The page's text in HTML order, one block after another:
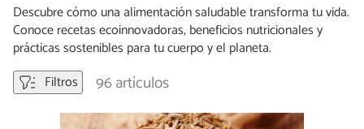
Descubre cómo una alimentación saludable transforma tu vida.
Conoce recetas ecoinnovadoras, beneficios nutricionales y
prácticas sostenibles para tu cuerpo y el planeta.
Filtros
96 artículos